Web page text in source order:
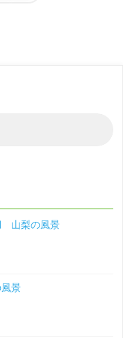
山梨の風景
景